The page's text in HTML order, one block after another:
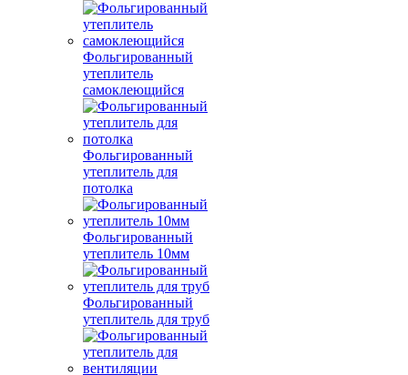
Фольгированный
утеплитель
самоклеющийся
Фольгированный
утеплитель для
потолка
Фольгированный
утеплитель 10мм
Фольгированный
утеплитель для труб